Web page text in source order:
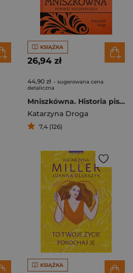
KSIĄŻKA
26,94 zł
44,90 zł - sugerowana cena
detaliczna
Mniszkówna. Historia pisarki, która wzruszyła miliony serc
Katarzyna Droga
7,4 (126)
KSIĄŻKA